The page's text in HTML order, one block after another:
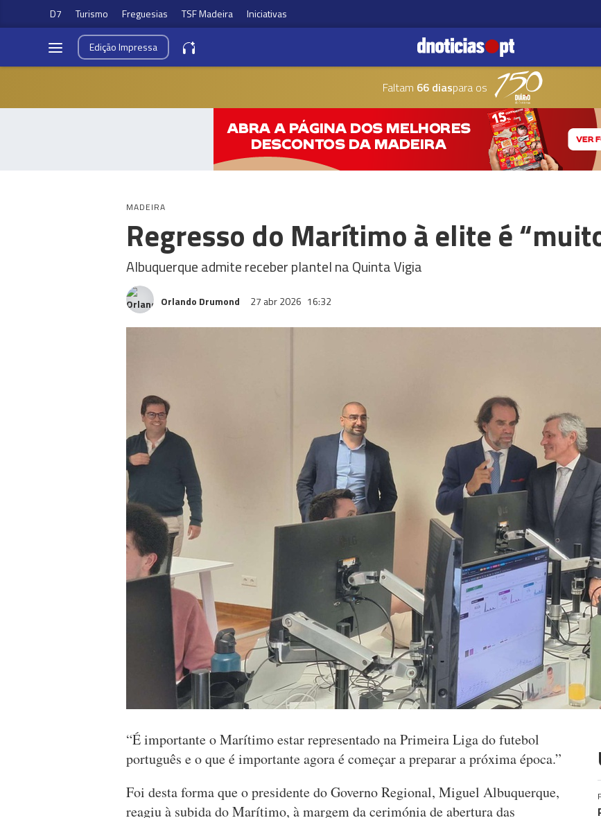
D7 Turismo Freguesias TSF Madeira Iniciativas
EdiçãoImpressa
Faltam 66 diaspara os
MADEIRA
Regresso do Marítimo à elite é
Albuquerque admite receber plantel na Quinta Vigia
Orlando Drumond 27 abr 2026 16:32
“É importante o Marítimo estar representado na Primeira Liga do futebol
português e o que é importante agora é começar a preparar a próxima época.”
Foi desta forma que o presidente do Governo Regional, Miguel Albuquerque,
reagiu à subida do Marítimo, à margem da cerimónia de abertura das